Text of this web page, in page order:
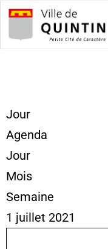
Jour
Agenda
Jour
Mois
Semaine
1 juillet 2021